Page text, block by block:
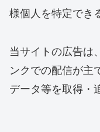
様個人を特定でき
当サイトの広告は
ンクでの配信が主
データ等を取得・